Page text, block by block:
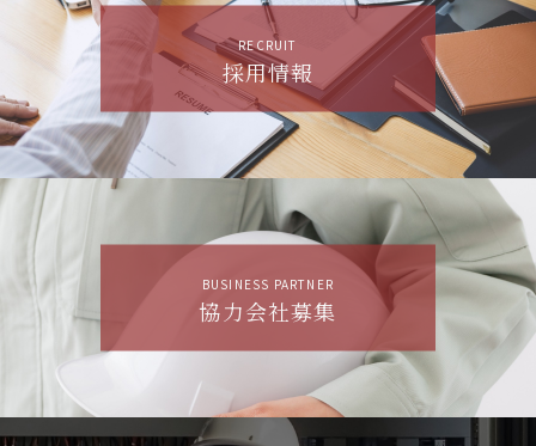
RECRUIT
採用情報
BUSINESS PARTNER
協力会社募集